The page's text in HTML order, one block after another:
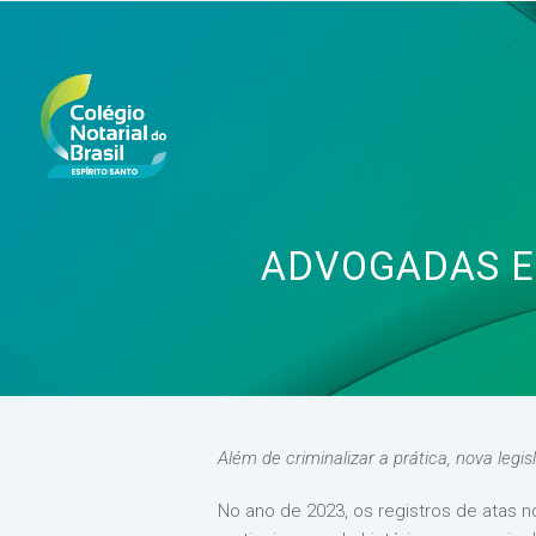
ADVOGADAS
Além de criminalizar a prática, nova
No ano de 2023, os registros de atas